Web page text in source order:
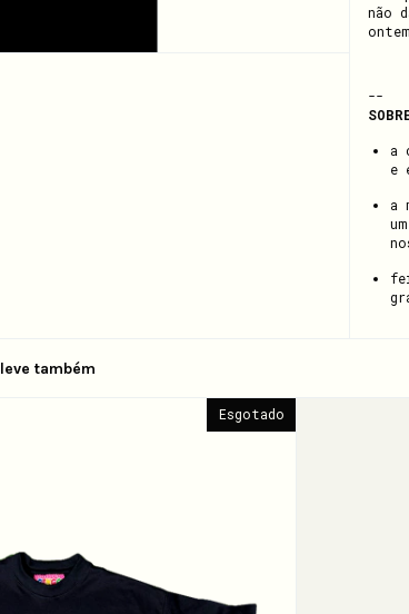
não
--
a
e
a
leve também
Esgotado